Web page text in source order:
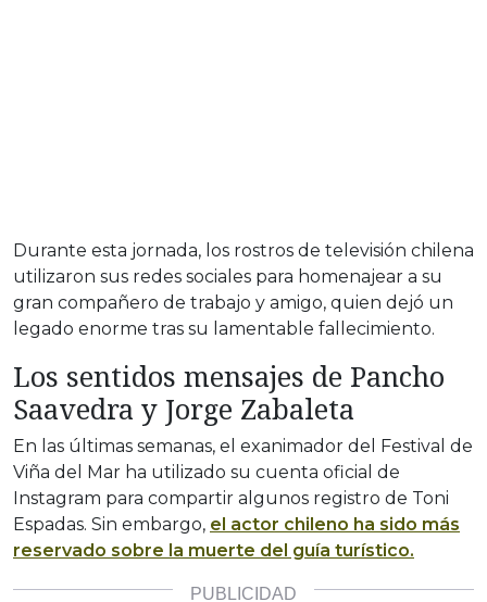
Durante esta jornada, los rostros de televisión chilena
utilizaron sus redes sociales para homenajear a su
gran compañero de trabajo y amigo, quien dejó un
legado enorme tras su lamentable fallecimiento.
Los sentidos mensajes de Pancho
Saavedra y Jorge Zabaleta
En las últimas semanas, el exanimador del Festival de
Viña del Mar ha utilizado su cuenta oficial de
Instagram para compartir algunos registro de Toni
Espadas. Sin embargo, el actor chileno ha sido más
reservado sobre la muerte del guía turístico.